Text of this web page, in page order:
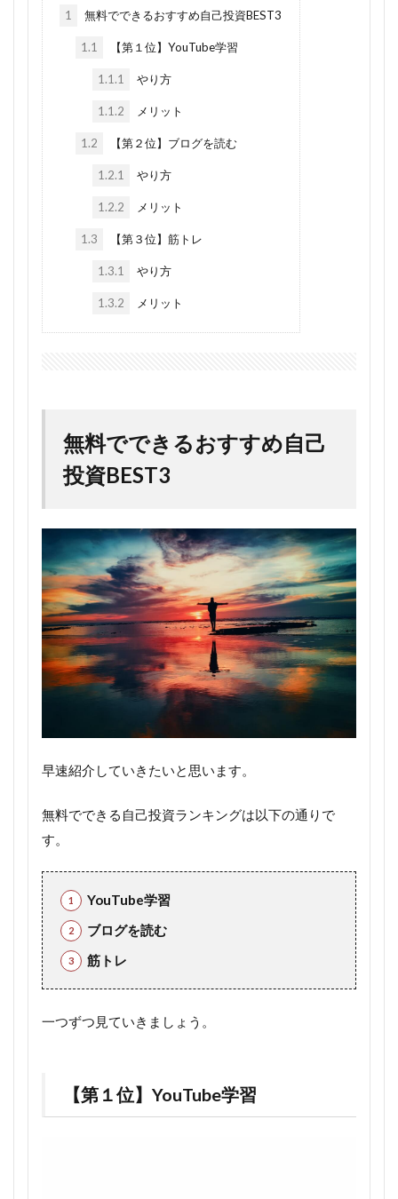
1 無料でできるおすすめ自己投資BEST3
1.1 【第１位】YouTube学習
1.1.1 やり方
1.1.2 メリット
1.2 【第２位】ブログを読む
1.2.1 やり方
1.2.2 メリット
1.3 【第３位】筋トレ
1.3.1 やり方
1.3.2 メリット
無料でできるおすすめ自己
投資BEST3
早速紹介していきたいと思います。
無料でできる自己投資ランキングは以下の通りで
す。
YouTube学習
ブログを読む
筋トレ
一つずつ見ていきましょう。
【第１位】YouTube学習